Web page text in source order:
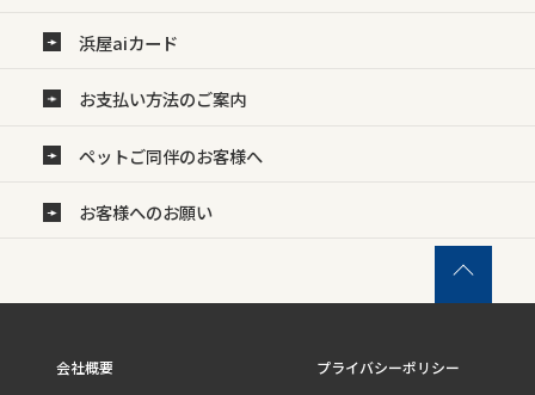
浜屋aiカード
お支払い方法のご案内
ペットご同伴のお客様へ
お客様へのお願い
会社概要 プライバシーポリシー